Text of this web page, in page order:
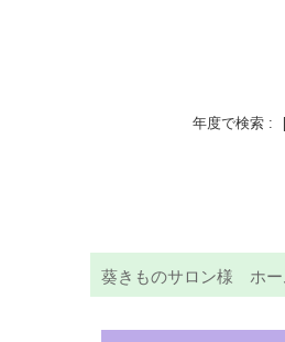
年度で検索 :
葵きものサロン様 ホー